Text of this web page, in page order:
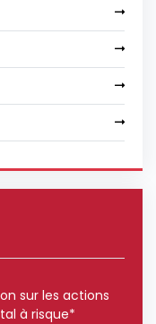
sur les actions
à risque*